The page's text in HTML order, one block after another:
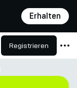
Erhalten
Registrieren